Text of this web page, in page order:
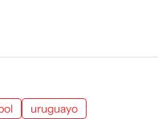
uruguayo